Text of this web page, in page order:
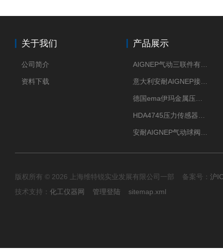
关于我们
公司简介
资料下载
产品展示
版权所有 © 2026 上海维特锐实业发展有限公司一部 备案号： 沪
技术支持： 化工仪器网 管理登陆 sitemap.xml